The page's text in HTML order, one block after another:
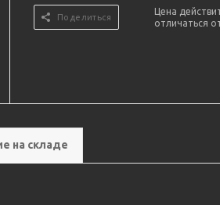
Поделиться
Цена
отличаться
на складе